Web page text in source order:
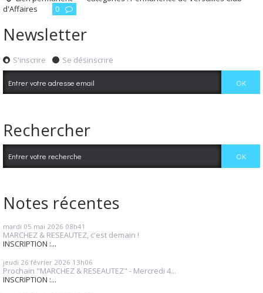
d'Affaires
0
Newsletter
S'inscrire Se désinscrire
Rechercher
Notes récentes
mardi 05 mai 2026 08h41
MARCHEZ & RESEAUTEZ, c'est demain !
INSCRIPTION :...
jeudi 26 février 2026 13h06
Prochain "MARCHEZ & RESEAUTEZ" - Mercredi 4...
INSCRIPTION :...